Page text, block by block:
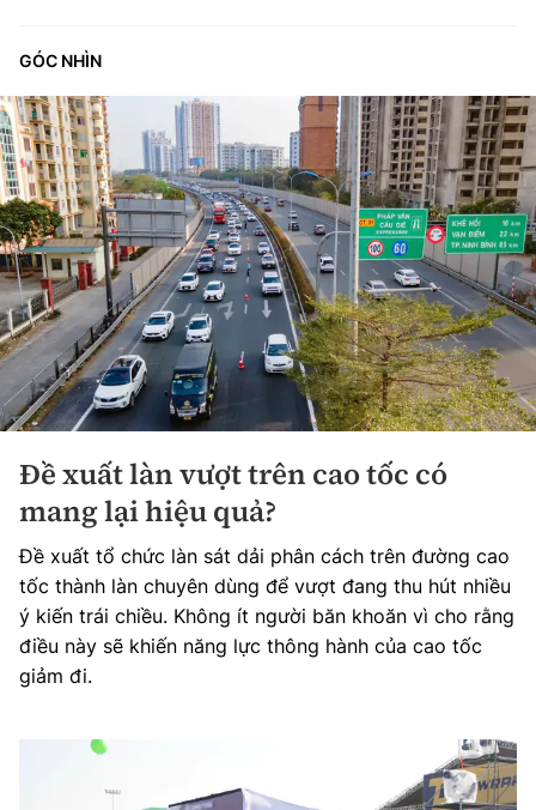
GÓC NHÌN
Đề xuất làn vượt trên cao tốc có
mang lại hiệu quả?
Đề xuất tổ chức làn sát dải phân cách trên đường cao
tốc thành làn chuyên dùng để vượt đang thu hút nhiều
ý kiến trái chiều. Không ít người băn khoăn vì cho rằng
điều này sẽ khiến năng lực thông hành của cao tốc
giảm đi.